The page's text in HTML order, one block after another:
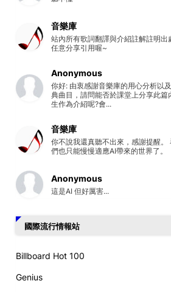
音樂庫
站內所有歌詞翻譯與介紹註解註明出
任意分享引用喔~
Anonymous
你好: 由衷感謝音樂庫的用心分析以
典曲目，請問能否於課堂上分享此篇
生作為介紹呢?會...
音樂庫
你不說我還真聽不出來，感謝提醒。
們也只能慢慢適應AI帶來的世界了。
Anonymous
這是AI 但好厲害...
國際流行情報站
Billboard Hot 100
Genius